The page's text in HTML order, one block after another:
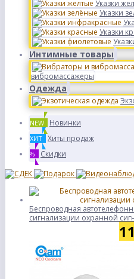
Указки
Указки
Указки
Интимные товары
вибромассажеры
Одежда
NEW Новинки
ХИТ Хиты продаж
% Скидки
Беспроводная
сигнализации охранной